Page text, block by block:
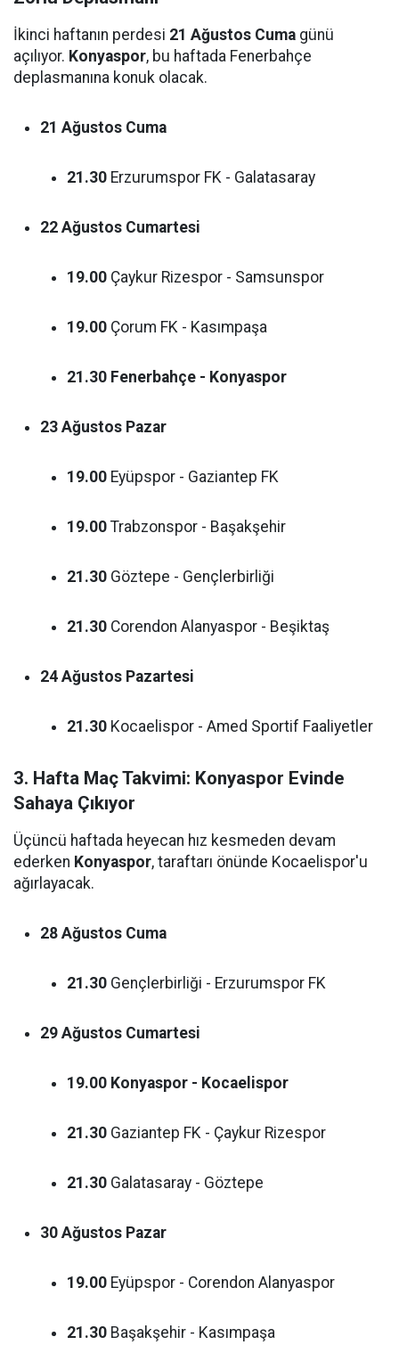
İkinci haftanın perdesi 21 Ağustos Cuma günü
açılıyor. Konyaspor, bu haftada Fenerbahçe
deplasmanına konuk olacak.
21 Ağustos Cuma
21.30 Erzurumspor FK - Galatasaray
22 Ağustos Cumartesi
19.00 Çaykur Rizespor - Samsunspor
19.00 Çorum FK - Kasımpaşa
21.30 Fenerbahçe - Konyaspor
23 Ağustos Pazar
19.00 Eyüpspor - Gaziantep FK
19.00 Trabzonspor - Başakşehir
21.30 Göztepe - Gençlerbirliği
21.30 Corendon Alanyaspor - Beşiktaş
24 Ağustos Pazartesi
21.30 Kocaelispor - Amed Sportif Faaliyetler
3. Hafta Maç Takvimi: Konyaspor Evinde
Sahaya Çıkıyor
Üçüncü haftada heyecan hız kesmeden devam
ederken Konyaspor, taraftarı önünde Kocaelispor'u
ağırlayacak.
28 Ağustos Cuma
21.30 Gençlerbirliği - Erzurumspor FK
29 Ağustos Cumartesi
19.00 Konyaspor - Kocaelispor
21.30 Gaziantep FK - Çaykur Rizespor
21.30 Galatasaray - Göztepe
30 Ağustos Pazar
19.00 Eyüpspor - Corendon Alanyaspor
21.30 Başakşehir - Kasımpaşa